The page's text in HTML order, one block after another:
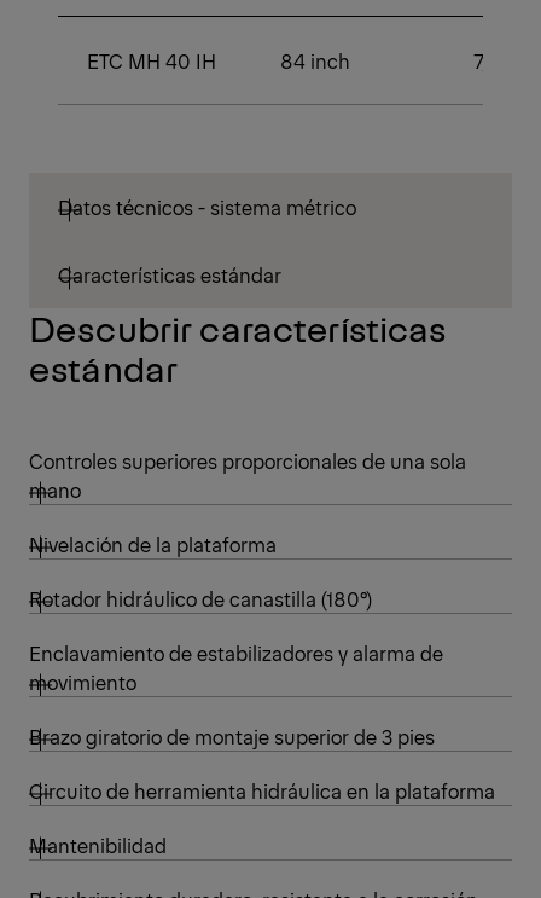
ETC MH 40 IH 84 inch 7,000
Datos técnicos - sistema métrico
Características estándar
Descubrir características
estándar
Controles superiores proporcionales de una sola
mano
Nivelación de la plataforma
Rotador hidráulico de canastilla (180°)
Enclavamiento de estabilizadores y alarma de
movimiento
Brazo giratorio de montaje superior de 3 pies
Circuito de herramienta hidráulica en la plataforma
Mantenibilidad